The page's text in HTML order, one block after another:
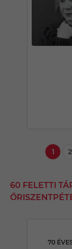
1 2
60 FELETTI
70